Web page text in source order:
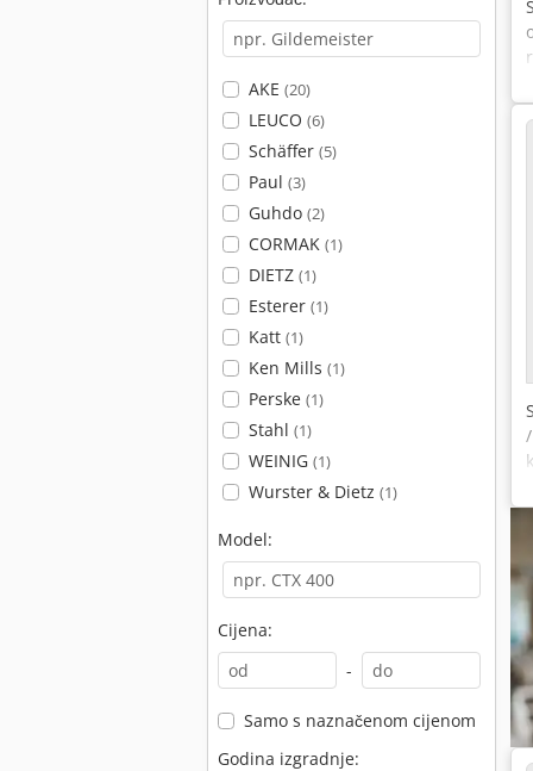
AKE (20)
LEUCO (6)
Schäffer (5)
Paul (3)
Guhdo (2)
CORMAK (1)
DIETZ (1)
Esterer (1)
Katt (1)
Ken Mills (1)
Perske (1)
Stahl (1)
WEINIG (1)
Wurster & Dietz (1)
Model:
Cijena:
-
Samo s naznačenom cijenom
Godina izgradnje: